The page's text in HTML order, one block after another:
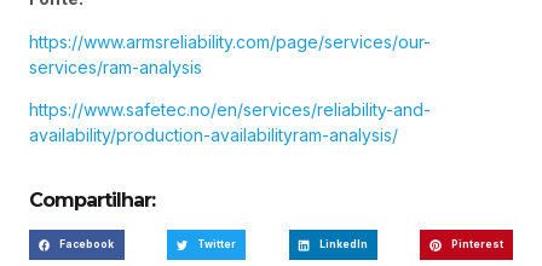
https://www.armsreliability.com/page/services/our-
services/ram-analysis
https://www.safetec.no/en/services/reliability-and-
availability/production-availabilityram-analysis/
Compartilhar:
Facebook Twitter LinkedIn Pinterest